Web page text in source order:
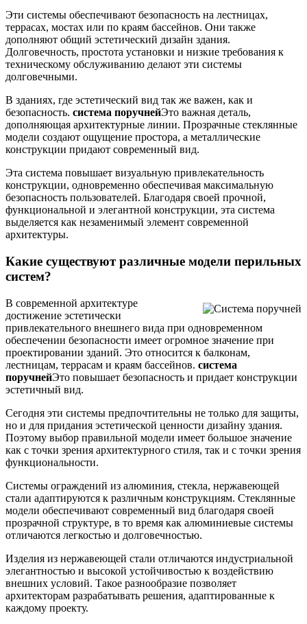
Эти системы обеспечивают безопасность на лестницах,
террасах, мостах или по краям бассейнов. Они также
дополняют общий эстетический дизайн здания.
Долговечность, простота установки и низкие требования к
техническому обслуживанию делают эти системы
долговечными.
В зданиях, где эстетический вид так же важен, как и
безопасность. система поручнейЭто важная деталь,
дополняющая архитектурные линии. Прозрачные стеклянные
модели создают ощущение простора, а металлические
конструкции придают современный вид.
Эта система повышает визуальную привлекательность
конструкции, одновременно обеспечивая максимальную
безопасность пользователей. Благодаря своей прочной,
функциональной и элегантной конструкции, эта система
выделяется как незаменимый элемент современной
архитектуры.
Какие существуют различные модели перильных
систем?
В современной архитектуре
достижение эстетически
привлекательного внешнего вида при одновременном
обеспечении безопасности имеет огромное значение при
проектировании зданий. Это относится к балконам,
лестницам, террасам и краям бассейнов. система
поручнейЭто повышает безопасность и придает конструкции
эстетичный вид.
Сегодня эти системы предпочтительны не только для защиты,
но и для придания эстетической ценности дизайну здания.
Поэтому выбор правильной модели имеет большое значение
как с точки зрения архитектурного стиля, так и с точки зрения
функциональности.
Системы ограждений из алюминия, стекла, нержавеющей
стали адаптируются к различным конструкциям. Стеклянные
модели обеспечивают современный вид благодаря своей
прозрачной структуре, в то время как алюминиевые системы
отличаются легкостью и долговечностью.
Изделия из нержавеющей стали отличаются индустриальной
элегантностью и высокой устойчивостью к воздействию
внешних условий. Такое разнообразие позволяет
архитекторам разрабатывать решения, адаптированные к
каждому проекту.